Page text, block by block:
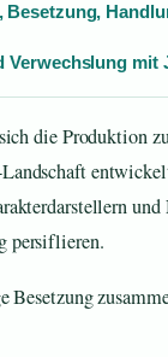
Besetzung,
mit
die Produktion
persiflieren.